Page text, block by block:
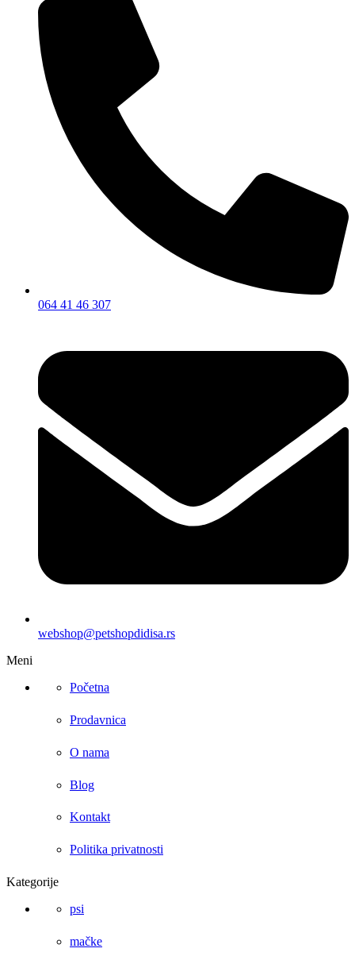
064 41 46 307
webshop@petshopdidisa.rs
Meni
Početna
Prodavnica
O nama
Blog
Kontakt
Politika privatnosti
Kategorije
psi
mačke